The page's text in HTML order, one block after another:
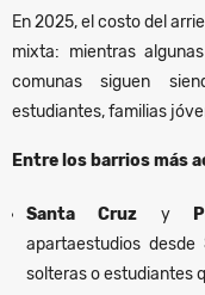
En 2025, el costo del
mixta: mientras
comunas siguen
estudiantes, familias
Entre los barrios más
Santa Cruz y
apartaestudios desde
solteras o estudiantes